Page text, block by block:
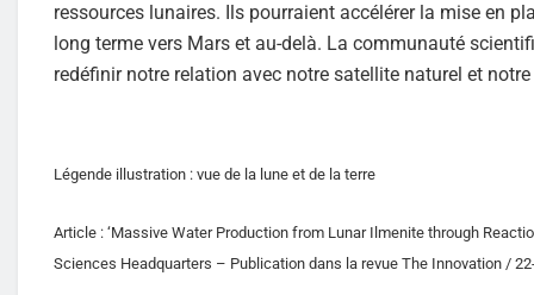
ressources lunaires. Ils pourraient accélérer la mise en
long terme vers Mars et au-delà. La communauté
redéfinir notre relation avec notre satellite naturel et
Légende illustration : vue de la lune et de la terre
Article : ‘Massive Water Production from Lunar Ilmenite through
Sciences Headquarters – Publication dans la revue The Innovation /